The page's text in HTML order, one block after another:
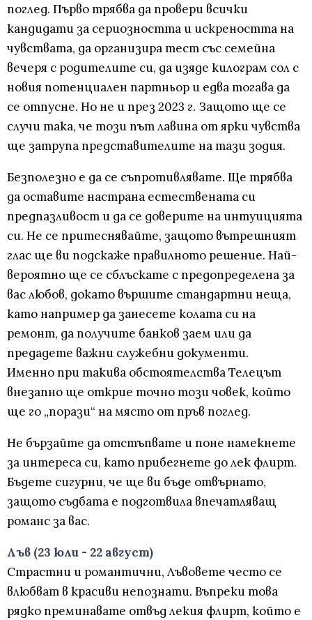
поглед. Първо трябва да провери всички
кандидати за сериозността и искреността на
чувствата, да организира тест със семейна
вечеря с родителите си, да изяде килограм сол с
новия потенциален партньор и едва тогава да
се отпусне. Но не и през 2023 г. Защото ще се
случи така, че този път лавина от ярки чувства
ще затрупа представителите на тази зодия.
Безполезно е да се съпротивлявате. Ще трябва
да оставите настрана естествената си
предпазливост и да се доверите на интуицията
си. Не се притеснявайте, защото вътрешният
глас ще ви подскаже правилното решение. Най-
вероятно ще се сблъскате с предопределена за
вас любов, докато вършите стандартни неща,
като например да занесете колата си на
ремонт, да получите банков заем или да
предадете важни служебни документи.
Именно при такива обстоятелства Телецът
внезапно ще открие точно този човек, който
ще го „порази“ на място от пръв поглед.
Не бързайте да отстъпвате и поне намекнете
за интереса си, като прибегнете до лек флирт.
Бъдете сигурни, че ще ви бъде отвърнато,
защото съдбата е подготвила впечатляващ
романс за вас.
Лъв (23 юли - 22 август)
Страстни и романтични, Лъвовете често се
влюбват в красиви непознати. Въпреки това
рядко преминавате отвъд лекия флирт, който е